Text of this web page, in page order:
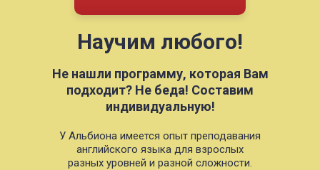
Научим любого!
Не нашли программу, которая Вам
подходит? Не беда! Составим
индивидуальную!
У Альбиона имеется опыт преподавания
английского языка для взрослых
разных уровней и разной сложности.